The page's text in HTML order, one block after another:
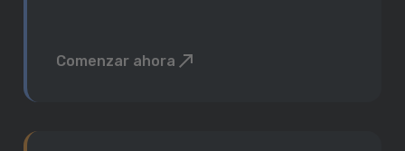
Comenzar ahora